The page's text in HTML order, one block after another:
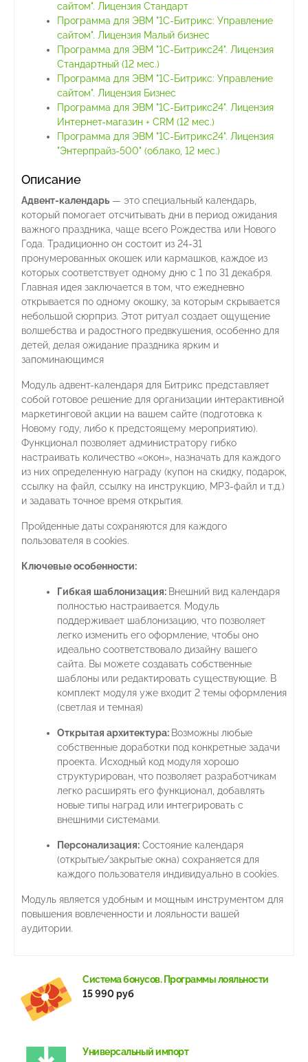
сайтом". Лицензия Стандарт
Программа для ЭВМ "1С-Битрикс: Управление
сайтом". Лицензия Малый бизнес
Программа для ЭВМ "1С-Битрикс24". Лицензия
Стандартный (12 мес.)
Программа для ЭВМ "1С-Битрикс: Управление
сайтом". Лицензия Бизнес
Программа для ЭВМ "1С-Битрикс24". Лицензия
Интернет-магазин + CRM (12 мес.)
Программа для ЭВМ "1С-Битрикс24". Лицензия
"Энтерпрайз-500" (облако, 12 мес.)
Описание
Адвент-календарь — это специальный календарь,
который помогает отсчитывать дни в период ожидания
важного праздника, чаще всего Рождества или Нового
Года. Традиционно он состоит из 24-31
пронумерованных окошек или кармашков, каждое из
которых соответствует одному дню с 1 по 31 декабря.
Главная идея заключается в том, что ежедневно
открывается по одному окошку, за которым скрывается
небольшой сюрприз. Этот ритуал создает ощущение
волшебства и радостного предвкушения, особенно для
детей, делая ожидание праздника ярким и
запоминающимся
Модуль адвент-календаря для Битрикс представляет
собой готовое решение для организации интерактивной
маркетинговой акции на вашем сайте (подготовка к
Новому году, либо к предстоящему мероприятию).
Функционал позволяет администратору гибко
настраивать количество «окон», назначать для каждого
из них определенную награду (купон на скидку, подарок,
ссылку на файл, ссылку на инструкцию, MP3-файл и т.д.)
и задавать точное время открытия.
Пройденные даты сохраняются для каждого
пользователя в cookies.
Ключевые особенности:
Гибкая шаблонизация: Внешний вид календаря
полностью настраивается. Модуль
поддерживает шаблонизацию, что позволяет
легко изменить его оформление, чтобы оно
идеально соответствовало дизайну вашего
сайта. Вы можете создавать собственные
шаблоны или редактировать существующие. В
комплект модуля уже входит 2 темы оформления
(светлая и темная)
Открытая архитектура: Возможны любые
собственные доработки под конкретные задачи
проекта. Исходный код модуля хорошо
структурирован, что позволяет разработчикам
легко расширять его функционал, добавлять
новые типы наград или интегрировать с
внешними системами.
Персонализация: Состояние календаря
(открытые/закрытые окна) сохраняется для
каждого пользователя индивидуально в cookies.
Модуль является удобным и мощным инструментом для
повышения вовлеченности и лояльности вашей
аудитории.
Система бонусов. Программы лояльности
15 990 руб
Универсальный импорт